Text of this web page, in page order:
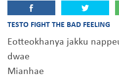
TESTO FIGHT THE BAD FEELING
Eotteokhanya jakku
dwae
Mianhae